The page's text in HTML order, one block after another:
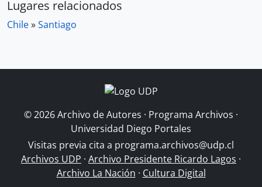
Lugares relacionados
Chile»Santiago
© 2026 Archivo de Autores · Programa Archivos ·
Universidad Diego Portales
Visitas previa cita a programa.archivos@udp.cl
Archivos UDP · Archivo Presidente Ricardo Lagos ·
Archivo La Nación · Cultura Digital